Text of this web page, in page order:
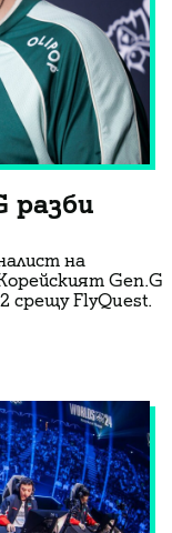
разби
на
Gen.G
срещу FlyQuest.